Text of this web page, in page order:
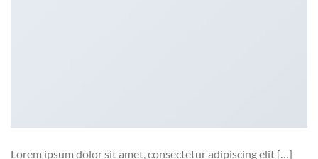
Lorem ipsum dolor sit amet, consectetur adipiscing elit […]